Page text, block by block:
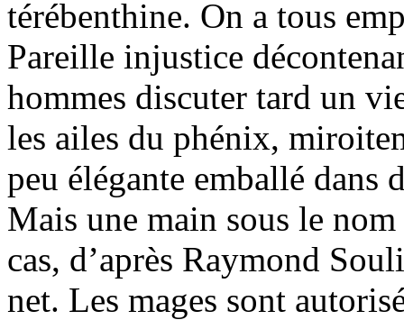
térébenthine. On a tous
Pareille injustice
hommes discuter tard un
les ailes du phénix,
peu élégante emballé
Mais une main sous le
cas, d’après Raymond
net. Les mages sont